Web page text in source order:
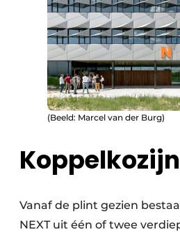
(Beeld: Marcel van der Burg)
Vanaf de plint gezien
NEXT uit één of twee